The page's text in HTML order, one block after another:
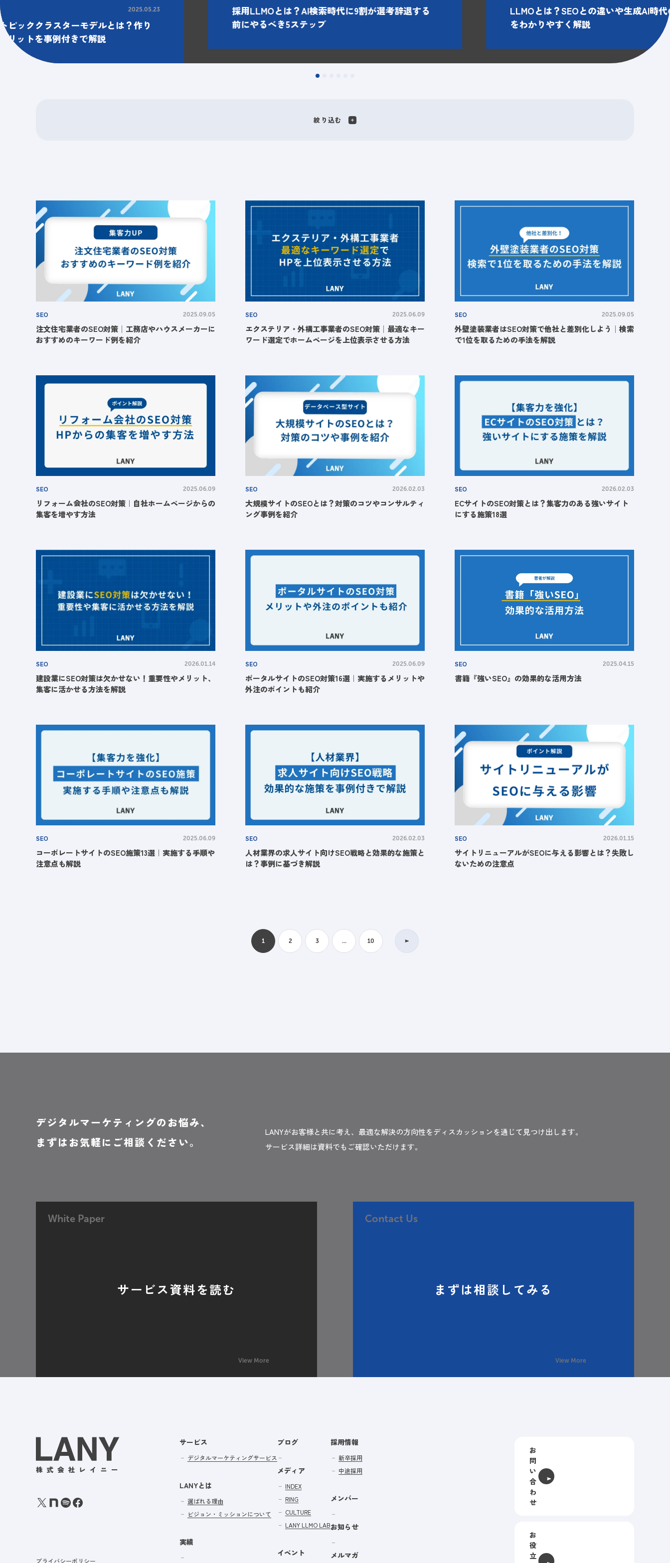
2025.05.23
ピッククラスターモデルとは？作り
リットを事例付きで解説
採用LLMOとは？AI検索時代に9割が選考辞退する
前にやるべき5ステップ
LLMOとは？SEOとの違いや生成AI時
をわかりやすく解説
絞り込む
SEO 2025.09.05
注文住宅業者のSEO対策│工務店やハウスメーカーに
おすすめのキーワード例を紹介
SEO 2025.06.09
エクステリア・外構工事業者のSEO対策│最適なキー
ワード選定でホームページを上位表示させる方法
SEO 2025.09.05
外壁塗装業者はSEO対策で他社と差別化しよう│検索
で1位を取るための手法を解説
SEO 2025.06.09
リフォーム会社のSEO対策｜自社ホームページからの
集客を増やす方法
SEO 2026.02.03
大規模サイトのSEOとは？対策のコツやコンサルティ
ング事例を紹介
SEO 2026.02.03
ECサイトのSEO対策とは？集客力のある強いサイト
にする施策18選
SEO 2026.01.14
建設業にSEO対策は欠かせない！重要性やメリット、
集客に活かせる方法を解説
SEO 2025.06.09
ポータルサイトのSEO対策16選｜実施するメリットや
外注のポイントも紹介
SEO 2025.04.15
書籍『強いSEO』の効果的な活用方法
SEO 2025.06.09
コーポレートサイトのSEO施策13選｜実施する手順や
注意点も解説
SEO 2026.02.03
人材業界の求人サイト向けSEO戦略と効果的な施策と
は？事例に基づき解説
SEO 2026.01.15
サイトリニューアルがSEOに与える影響とは？失敗し
ないための注意点
1 2 3 ... 10
デジタルマーケティングのお悩み、
まずはお気軽にご相談ください。
LANYがお客様と共に考え、最適な解決の方向性をディスカッションを通じて見つけ出します。
サービス詳細は資料でもご確認いただけます。
White Paper
サービス資料を読む
View More
Contact Us
まずは相談してみる
View More
プライバシーポリシー
サービス
デジタルマーケティングサービス
LANYとは
選ばれる理由
ビジョン・ミッションについて
実績
ブログ
メディア
INDEX
RING
CULTURE
LANY LLMO LAB
イベント
採用情報
新卒採用
中途採用
メンバー
お知らせ
メルマガ
お
問
い
合
わ
せ
お
役
立